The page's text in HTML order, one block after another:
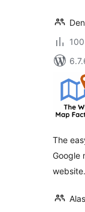
The
Google
website.